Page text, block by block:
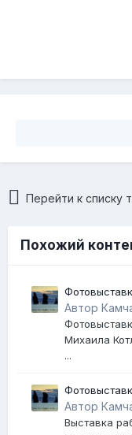
Перейти к списку
Похожий
Михаила
Автор
Михаила
...
Юрковича
Автор
Выставка